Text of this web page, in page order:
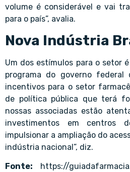
volume é considerável e vai
para o país”, avalia.
Nova Indústria
Um dos estímulos para o setor
programa do governo federal
incentivos para o setor
de política pública que terá
nossas associadas estão
investimentos em centros
impulsionar a ampliação do
indústria nacional”, diz.
Fonte: https://